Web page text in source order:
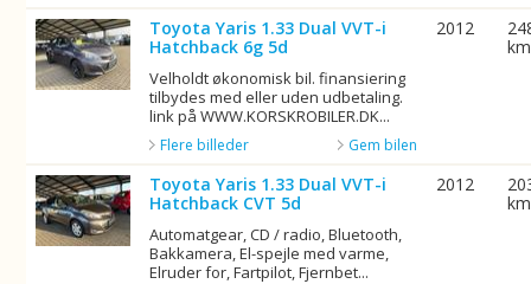
Toyota Yaris 1.33 Dual VVT-i
Hatchback 6g 5d
Velholdt økonomisk bil. finansiering
tilbydes med eller uden udbetaling.
link på WWW.KORSKROBILER.DK...
Gem bilen
Flere billeder
2012
km
Toyota Yaris 1.33 Dual VVT-i
Hatchback CVT 5d
Automatgear, CD / radio, Bluetooth,
Bakkamera, El-spejle med varme,
Elruder for, Fartpilot, Fjernbet...
2012
km